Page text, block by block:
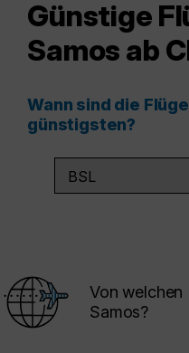
Günstige
Samos ab
Wann sind die
günstigsten?
Von
Samos?